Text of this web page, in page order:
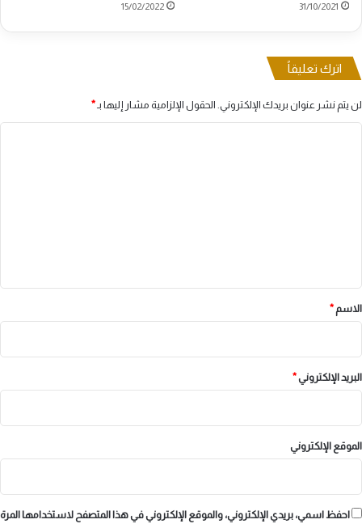
31/10/2021
15/02/2022
اترك تعليقاً
لن يتم نشر عنوان بريدك الإلكتروني. الحقول الإلزامية مشار إليها بـ*
*
الاسم *
البريد الإلكتروني*
الموقع الإلكتروني
احفظ اسمي، بريدي الإلكتروني، والموقع الإلكتروني في هذا المتصفح لاستخدامها المرة